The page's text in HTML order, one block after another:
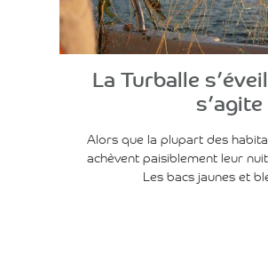
La Turballe
s’agite
Alors que la plupart des
achèvent paisiblement leur
Les bacs jaunes et